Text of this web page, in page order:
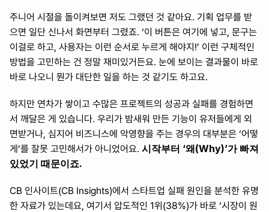
주니어 시절을 돌이켜보면 저도 그랬던 것 같아요. 기획 업무를 받
으면 일단 신나서 화면부터 그렸죠. ‘이 버튼은 여기에 넣고, 문구는
이걸로 하고, 사용자는 이런 순서로 누르게 해야지!’ 이런 구체적인
방법을 고민하는 건 정말 재미있거든요. 눈에 보이는 결과물이 바로
바로 나오니 뭔가 대단한 일을 하는 것 같기도 하고요.
하지만 연차가 쌓이고 수많은 프로젝트의 성공과 실패를 경험하면
서 깨달은 게 있습니다. 우리가 밤새워 만든 기능이 유저들에게 외
면받거나, 심지어 비즈니스에 악영향을 주는 경우의 대부분은 ‘어떻
게’를 잘못 고민해서가 아니었어요. 시작부터 ‘왜(Why)’가 빠져
있었기 때문이죠.
CB 인사이트(CB Insights)에서 스타트업 실패 원인을 분석한 유명
한 자료가 있는데요, 여기서 압도적인 1위(38%)가 바로 ‘시장이 원